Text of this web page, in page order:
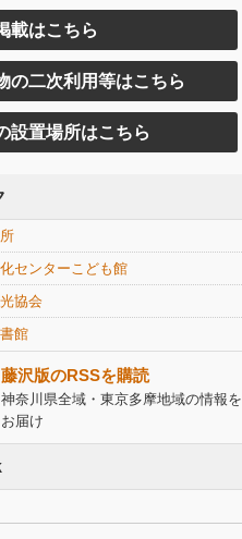
載はこちら
の二次利用等はこちら
設置場所はこちら
センターこども館
協会
館
藤沢版のRSSを購読
神奈川県全域・東京多摩地域の情報を
お届け